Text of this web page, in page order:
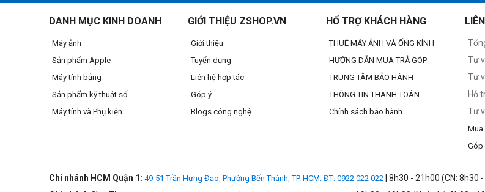
DANH MỤC KINH DOANH
Máy ảnh
Sản phẩm Apple
Máy tính bảng
Sản phẩm kỹ thuật số
Máy tính và Phụ kiện
GIỚI THIỆU ZSHOP.VN
Giới thiệu
Tuyển dụng
Liên hệ hợp tác
Góp ý
Blogs công nghệ
HỔ TRỢ KHÁCH HÀNG
THUÊ MÁY ẢNH VÀ ỐNG KÍNH
HƯỚNG DẪN MUA TRẢ GÓP
TRUNG TÂM BẢO HÀNH
THÔNG TIN THANH TOÁN
Chính sách bảo hành
Tư
Tư
Hỗ
Tư
Mua
Góp
Chi nhánh HCM Quận 1: 49-51 Trần Hưng Đạo, Phường Bến Thành, TP. HCM. ĐT: 0922 022 022 | 8h30 - 21h00 (CN: 8h30